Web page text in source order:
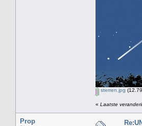
sterren.jpg
« Laatste
Prop